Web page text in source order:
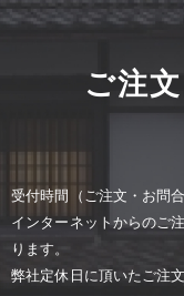
ご注
受付時間（ご注⽂・お問
インターネットからのご
ります。
弊社定休⽇に頂いたご注